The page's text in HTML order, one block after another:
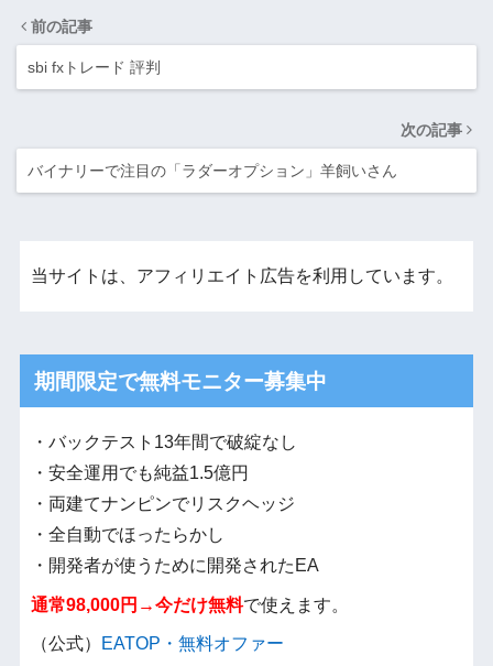
前の記事
sbi fxトレード 評判
次の記事
バイナリーで注目の「ラダーオプション」羊飼いさん
当サイトは、アフィリエイト広告を利用しています。
期間限定で無料モニター募集中
・バックテスト13年間で破綻なし
・安全運用でも純益1.5億円
・両建てナンピンでリスクヘッジ
・全自動でほったらかし
・開発者が使うために開発されたEA
通常98,000円→今だけ無料で使えます。
（公式） EATOP・無料オファー